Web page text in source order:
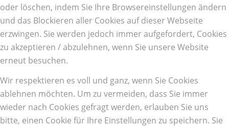
oder löschen, indem Sie Ihre Browsereinstellungen ändern
und das Blockieren aller Cookies auf dieser Webseite
erzwingen. Sie werden jedoch immer aufgefordert, Cookies
zu akzeptieren / abzulehnen, wenn Sie unsere Website
erneut besuchen.
Wir respektieren es voll und ganz, wenn Sie Cookies
ablehnen möchten. Um zu vermeiden, dass Sie immer
wieder nach Cookies gefragt werden, erlauben Sie uns
bitte, einen Cookie für Ihre Einstellungen zu speichern. Sie